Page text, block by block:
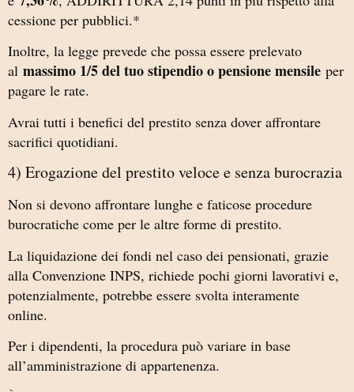
cessione per pubblici.*
Inoltre, la legge prevede che possa essere prelevato
al massimo 1/5 del tuo stipendio o pensione mensile per
pagare le rate.
Avrai tutti i benefici del prestito senza dover affrontare
sacrifici quotidiani.
4) Erogazione del prestito veloce e senza burocrazia
Non si devono affrontare lunghe e faticose procedure
burocratiche come per le altre forme di prestito.
La liquidazione dei fondi nel caso dei pensionati, grazie
alla Convenzione INPS, richiede pochi giorni lavorativi e,
potenzialmente, potrebbe essere svolta interamente
online.
Per i dipendenti, la procedura può variare in base
all’amministrazione di appartenenza.